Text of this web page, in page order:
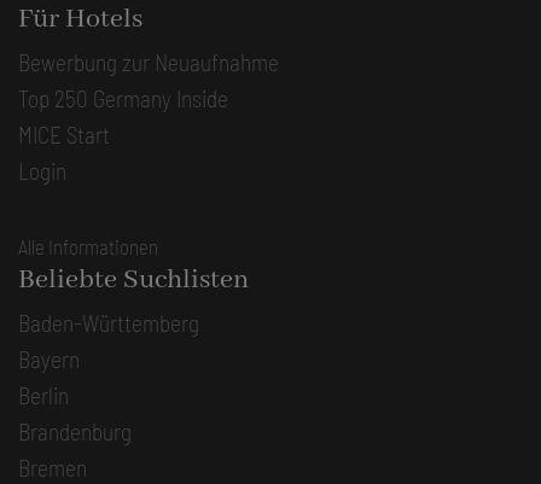
Für Hotels
Bewerbung zur Neuaufnahme
Top 250 Germany Inside
MICE Start
Login
Alle Informationen
Beliebte Suchlisten
Baden-Württemberg
Bayern
Berlin
Brandenburg
Bremen